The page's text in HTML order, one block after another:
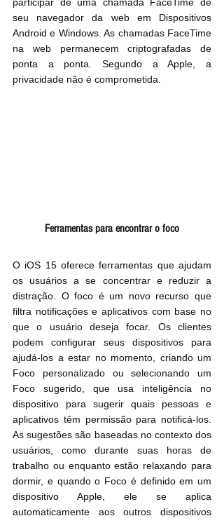
seu navegador da web em Dispositivos
Android e Windows. As chamadas FaceTime
na web permanecem criptografadas de
ponta a ponta. Segundo a Apple, a
privacidade não é comprometida.
Ferramentas para encontrar o foco
O iOS 15 oferece ferramentas que ajudam
os usuários a se concentrar e reduzir a
distração. O foco é um novo recurso que
filtra notificações e aplicativos com base no
que o usuário deseja focar. Os clientes
podem configurar seus dispositivos para
ajudá-los a estar no momento, criando um
Foco personalizado ou selecionando um
Foco sugerido, que usa inteligência no
dispositivo para sugerir quais pessoas e
aplicativos têm permissão para notificá-los.
As sugestões são baseadas no contexto dos
usuários, como durante suas horas de
trabalho ou enquanto estão relaxando para
dormir, e quando o Foco é definido em um
dispositivo Apple, ele se aplica
automaticamente aos outros dispositivos